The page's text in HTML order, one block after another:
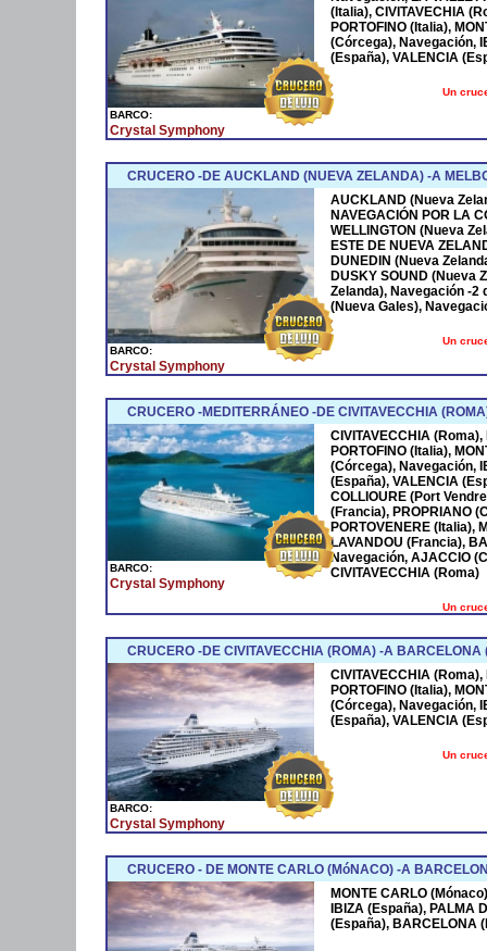
BARCO:
Crystal Symphony
(Italia), CIVITAVECHIA
PORTOFINO (Italia),
(Córcega), Navegación,
(España), VALENCIA
Un
CRUCERO -DE AUCKLAND (NUEVA ZELANDA) -A
BARCO:
Crystal Symphony
AUCKLAND (Nueva
NAVEGACIÓN POR LA
WELLINGTON (Nueva
ESTE DE NUEVA
DUNEDIN (Nueva
DUSKY SOUND (Nueva
Zelanda), Navegación -2
(Nueva Gales),
Un
CRUCERO -MEDITERRÁNEO -DE CIVITAVECCHIA
BARCO:
Crystal Symphony
CIVITAVECCHIA
PORTOFINO (Italia),
(Córcega), Navegación,
(España), VALENCIA
COLLIOURE (Port
(Francia), PROPRIANO
PORTOVENERE (Italia),
LAVANDOU (Francia),
Navegación, AJACCIO
CIVITAVECCHIA (Roma)
Un
CRUCERO -DE CIVITAVECCHIA (ROMA) -A BARCELONA
BARCO:
Crystal Symphony
CIVITAVECCHIA
PORTOFINO (Italia),
(Córcega), Navegación,
(España), VALENCIA
Un
CRUCERO - DE MONTE CARLO (MóNACO) -A
MONTE CARLO
IBIZA (España), PALMA
(España), BARCELONA